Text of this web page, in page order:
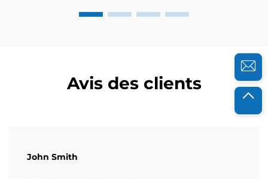
Avis des clients
John Smith